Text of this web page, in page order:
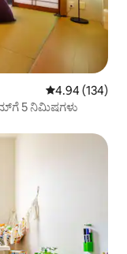
5 ರಲ್ಲಿ 4.94
4.94 (134)
ದೊಡ್ಡ ಗುಂಪಿಗೆ ಸೂಕ್ತವಾಗಿದೆ! USJ ಟಾಟಾಮಿ ರೂಮ್‌ಗೆ 5 ನಿಮಿಷಗಳು